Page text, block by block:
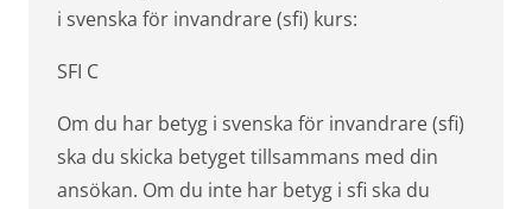
i svenska för invandrare (sfi) kurs:
SFI C
Om du har betyg i svenska för invandrare (sfi)
ska du skicka betyget tillsammans med din
ansökan. Om du inte har betyg i sfi ska du